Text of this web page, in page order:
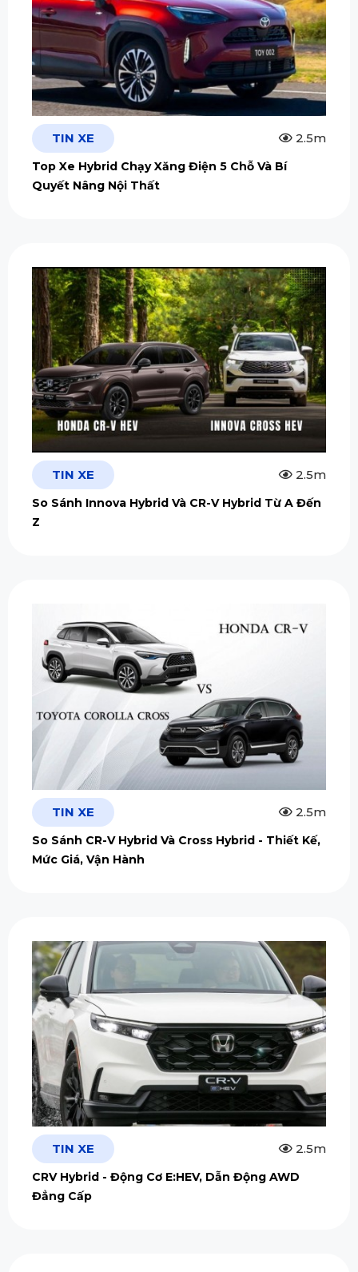
TIN XE 2.5m
Top Xe Hybrid Chạy Xăng Điện 5 Chỗ Và Bí
Quyết Nâng Nội Thất
TIN XE 2.5m
So Sánh Innova Hybrid Và CR-V Hybrid Từ A Đến
Z
TIN XE 2.5m
So Sánh CR-V Hybrid Và Cross Hybrid - Thiết Kế,
Mức Giá, Vận Hành
TIN XE 2.5m
CRV Hybrid - Động Cơ E:HEV, Dẫn Động AWD
Đẳng Cấp